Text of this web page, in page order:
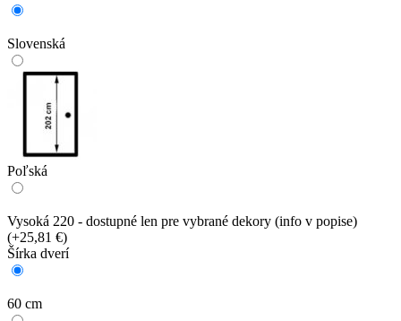
Slovenská
Poľská
Vysoká 220 - dostupné len pre vybrané dekory (info v popise)
(+25,81 €)
Šírka dverí
60 cm